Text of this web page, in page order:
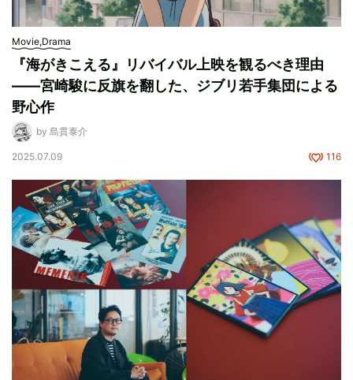
Movie,Drama
『海がきこえる』リバイバル上映を観るべき理由
――宮崎駿に反旗を翻した、ジブリ若手集団による
野心作
by 島貫泰介
2025.07.09 116